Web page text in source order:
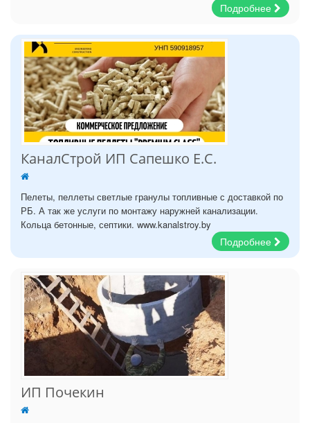
Подробнее
КаналСтрой ИП Сапешко Е.С.
Пелеты, пеллеты светлые гранулы топливные с доставкой по
РБ. А так же услуги по монтажу наружней канализации.
Кольца бетонные, септики. www.kanalstroy.by
Подробнее
ИП Почекин